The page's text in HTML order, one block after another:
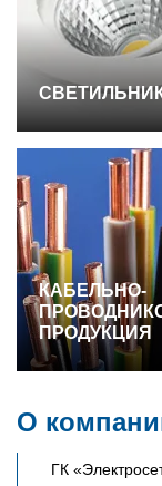
КАБЕЛЬНО-
ПРОДУКЦИЯ
О
ГК